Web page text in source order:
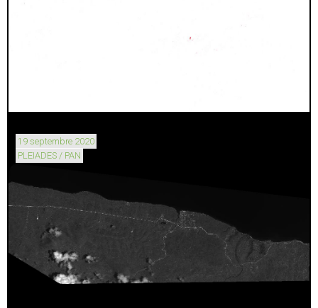
19 septembre 2020
PLEIADES / PAN